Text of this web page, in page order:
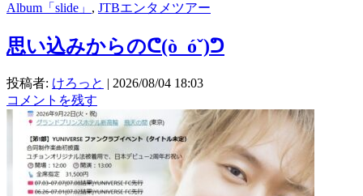
Album「slide」 , JTBエンタメツアー
思い込みからのᕦ⁠(⁠ò⁠_⁠ó⁠ˇ⁠)⁠ᕤ
投稿者: けろっと | 2026/08/04 18:03
コメントを残す